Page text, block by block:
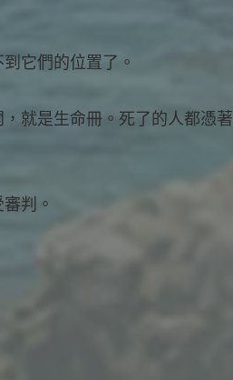
它們的位置了。
就是生命冊。死了的人都憑著
判。